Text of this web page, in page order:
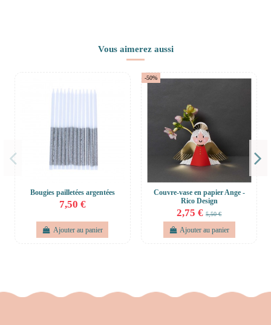
Vous aimerez aussi
Bougies pailletées argentées
7,50 €
Ajouter au panier
-50%
Couvre-vase en papier Ange -
Rico Design
2,75 €5,50 €
Ajouter au panier